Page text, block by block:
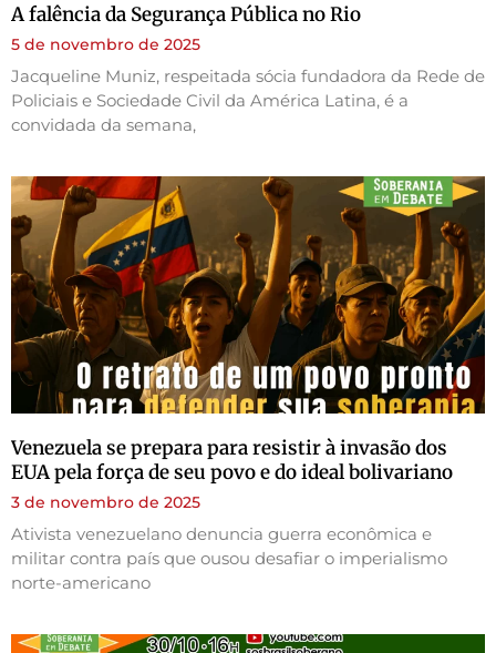
A falência da Segurança Pública no Rio
5 de novembro de 2025
Jacqueline Muniz, respeitada sócia fundadora da Rede de
Policiais e Sociedade Civil da América Latina, é a
convidada da semana,
Venezuela se prepara para resistir à invasão dos
EUA pela força de seu povo e do ideal bolivariano
3 de novembro de 2025
Ativista venezuelano denuncia guerra econômica e
militar contra país que ousou desafiar o imperialismo
norte-americano